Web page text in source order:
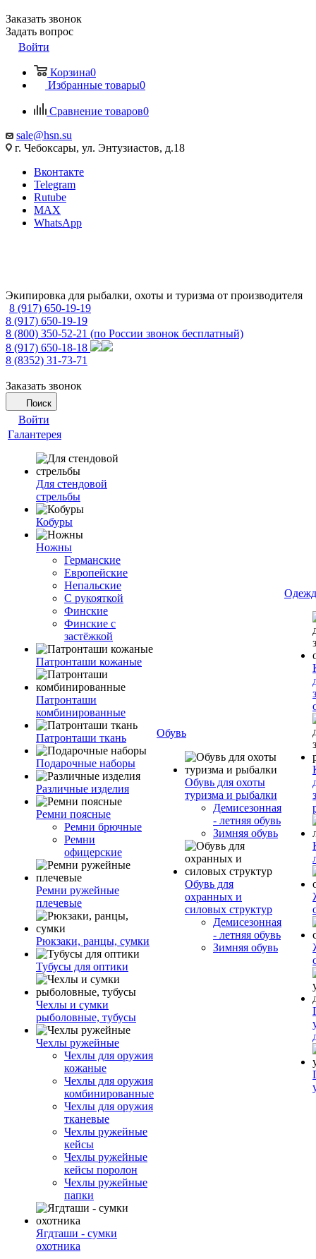
Заказать звонок
Задать вопрос
Войти
Корзина0
Избранные товары0
Сравнение товаров0
sale@hsn.su
г. Чебоксары, ул. Энтузиастов, д.18
Вконтакте
Telegram
Rutube
MAX
WhatsApp
Экипировка для рыбалки, охоты и туризма от производителя
8 (917) 650-19-19
8 (917) 650-19-19
8 (800) 350-52-21 (по России звонок бесплатный)
8 (917) 650-18-18
8 (8352) 31-73-71
Заказать звонок
Поиск
Войти
Галантерея
Для стендовой
стрельбы
Кобуры
Ножны
Германские
Европейские
Непальские
С рукояткой
Финские
Финские с
застёжкой
Патронташи кожаные
Патронташи
комбинированные
Патронташи ткань
Подарочные наборы
Различные изделия
Ремни поясные
Ремни брючные
Ремни
офицерские
Ремни ружейные
плечевые
Рюкзаки, ранцы, сумки
Тубусы для оптики
Чехлы и сумки
рыболовные, тубусы
Чехлы ружейные
Чехлы для оружия
кожаные
Чехлы для оружия
комбинированные
Чехлы для оружия
тканевые
Чехлы ружейные
кейсы
Чехлы ружейные
кейсы поролон
Чехлы ружейные
папки
Ягдташи - сумки
охотника
Обувь
Обувь для охоты
туризма и рыбалки
Демисезонная
- летняя обувь
Зимняя обувь
Обувь для
охранных и
силовых структур
Демисезонная
- летняя обувь
Зимняя обувь